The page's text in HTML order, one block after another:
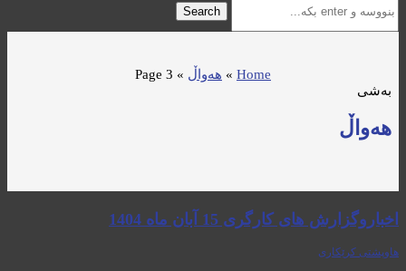
Search
Home
» هەواڵ »
Page 3
بەشی
هەواڵ
اخباروگزارش های کارگری 15 آبان ماه 1404
هاوپشتی کرێکاری